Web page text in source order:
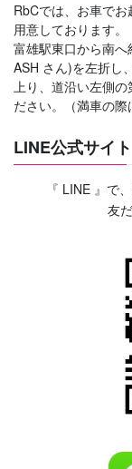
RbCでは、お車で
用意しております。
富雄駅東口から南
ASH さん)を左折し
上り、道沿い左側の
ださい。（満車の際
LINE公式サイト
『 LINE 』で
友